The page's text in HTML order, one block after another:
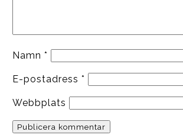
Namn *
E-postadress *
Webbplats